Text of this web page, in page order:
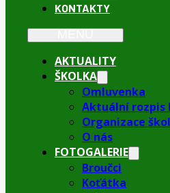
KONTAKTY
AKTUALITY
ŠKOLKA
Omluvenka
Aktuální rozpis
Organizace
O nás
FOTOGALERIE
Broučci
Koťátka